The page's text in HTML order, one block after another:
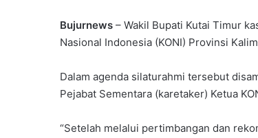
Bujurnews – Wakil Bupati Kutai Timur
Nasional Indonesia (KONI) Provinsi
Dalam agenda silaturahmi tersebut
Pejabat Sementara (karetaker) Ketua
“Setelah melalui pertimbangan dan